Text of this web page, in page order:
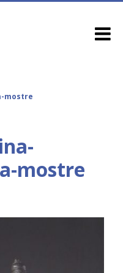
mostre
mostre